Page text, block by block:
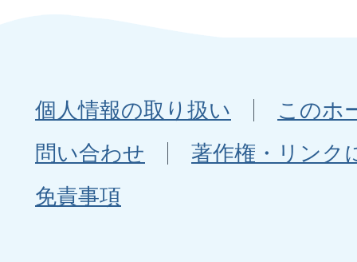
個人情報の取り扱い
このホ
問い合わせ
著作権・リンク
免責事項